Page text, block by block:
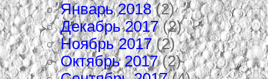
Январь 2018(2)
Декабрь 2017(2)
Ноябрь 2017(2)
Октябрь 2017(2)